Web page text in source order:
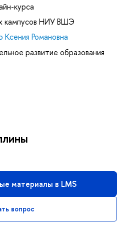
курса
кампусов НИУ ВШЭ
Ксения Романовна
развитие образования
материалы в LMS
вопрос